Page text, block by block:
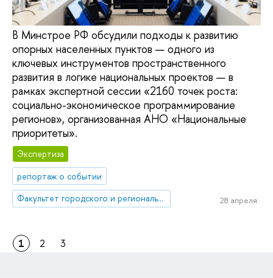
В Минстрое РФ обсудили подходы к развитию
опорных населенных пунктов — одного из
ключевых инструментов пространственного
развития в логике национальных проектов — в
рамках экспертной сессии «2160 точек роста:
социально-экономическое программирование
регионов», организованная АНО «Национальные
приоритеты».
Экспертиза
репортаж о событии
Факультет городского и регионального развития
28 апреля
1 2 3